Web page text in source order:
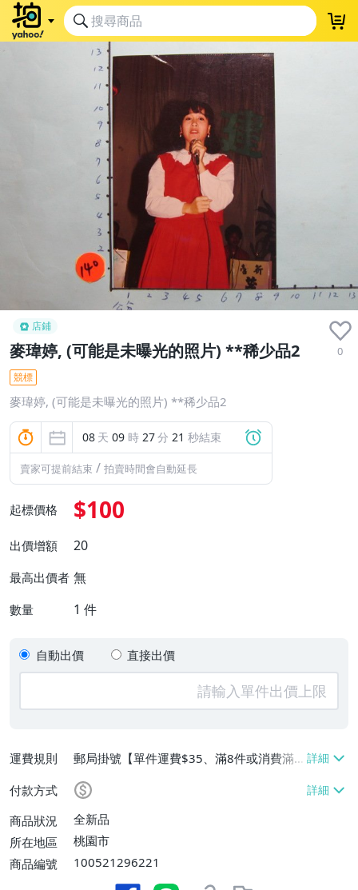
店鋪
麥瑋婷, (可能是未曝光的照片) **稀少品2 0
競標
麥瑋婷, (可能是未曝光的照片) **稀少品2
08 天 09 時 27分 21 秒結束
賣家可提前結束 / 拍賣時間會自動延長
起標價格 $100
出價增額 20
最高出價者 無
數量 1 件
自動出價 直接出價
運費規則
郵局掛號【單件運費$35、滿8件或消費滿
$3500免運費】
付款方式
商品狀況
全新品
所在地區
桃園市
商品編號
100521296221